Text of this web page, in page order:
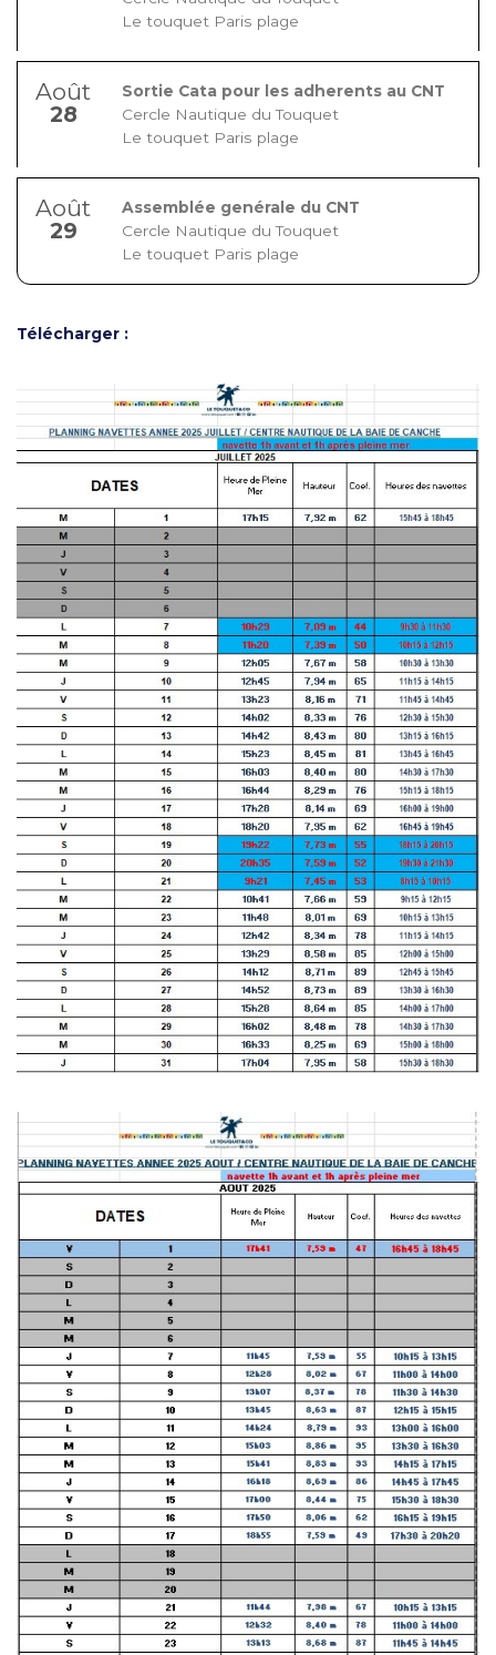
Le touquet Paris plage
Août
28
Sortie Cata pour les adherents au CNT
Cercle Nautique du Touquet
Le touquet Paris plage
Août
29
Assemblée genérale du CNT
Cercle Nautique du Touquet
Le touquet Paris plage
Télécharger :